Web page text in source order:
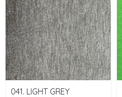
041. LIGHT GREY